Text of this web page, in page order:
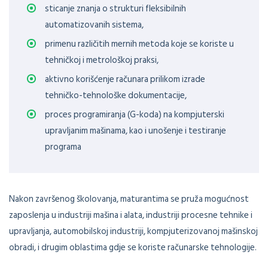
sticanje znanja o strukturi fleksibilnih
automatizovanih sistema,
primenu različitih mernih metoda koje se koriste u
tehničkoj i metrološkoj praksi,
aktivno korišćenje računara prilikom izrade
tehničko-tehnološke dokumentacije,
proces programiranja (G-koda) na kompjuterski
upravljanim mašinama, kao i unošenje i testiranje
programa
Nakon završenog školovanja, maturantima se pruža mogućnost
zaposlenja u industriji mašina i alata, industriji procesne tehnike i
upravljanja, automobilskoj industriji, kompjuterizovanoj mašinskoj
obradi, i drugim oblastima gdje se koriste računarske tehnologije.